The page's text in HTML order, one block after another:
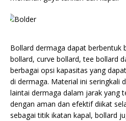
Bollard dermaga dapat berbentuk
bollard, curve bollard, tee bollard
berbagai opsi kapasitas yang
di dermaga. Material ini seringkali
laintai dermaga dalam jarak yang
dengan aman dan efektif diikat
sebagai titik ikatan kapal, bollard